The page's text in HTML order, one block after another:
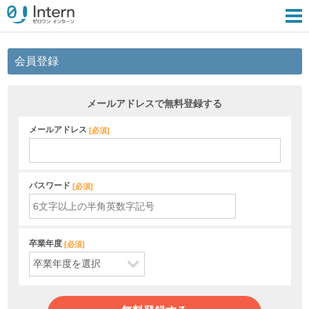
会員登録
メールアドレスで無料登録する
メールアドレス [必須]
パスワード [必須]
卒業年度 [必須]